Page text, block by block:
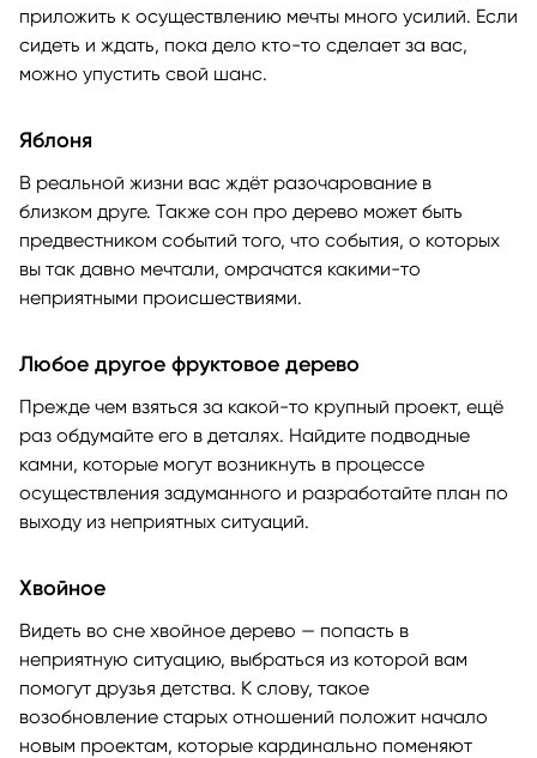
приложить к осуществлению мечты много усилий. Если
сидеть и ждать, пока дело кто-то сделает за вас,
можно упустить свой шанс.
Яблоня
В реальной жизни вас ждёт разочарование в
близком друге. Также сон про дерево может быть
предвестником событий того, что события, о которых
вы так давно мечтали, омрачатся какими-то
неприятными происшествиями.
Любое другое фруктовое дерево
Прежде чем взяться за какой-то крупный проект, ещё
раз обдумайте его в деталях. Найдите подводные
камни, которые могут возникнуть в процессе
осуществления задуманного и разработайте план по
выходу из неприятных ситуаций.
Хвойное
Видеть во сне хвойное дерево — попасть в
неприятную ситуацию, выбраться из которой вам
помогут друзья детства. К слову, такое
возобновление старых отношений положит начало
новым проектам, которые кардинально поменяют